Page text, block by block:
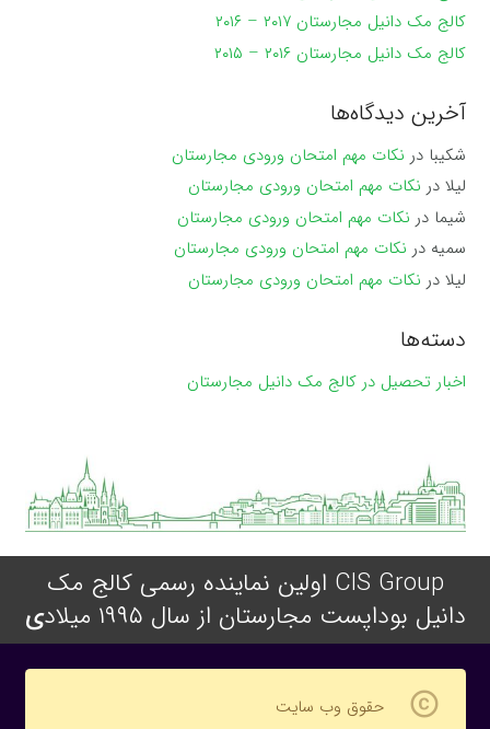
کالج مک دانیل مجارستان ۲۰۱۷ – ۲۰۱۶
کالج مک دانیل مجارستان ۲۰۱۶ – ۲۰۱۵
آخرین دیدگاه‌ها
شکیبا در نکات مهم امتحان ورودی مجارستان
لیلا در نکات مهم امتحان ورودی مجارستان
شیما در نکات مهم امتحان ورودی مجارستان
سمیه در نکات مهم امتحان ورودی مجارستان
لیلا در نکات مهم امتحان ورودی مجارستان
دسته‌ها
اخبار تحصیل در کالج مک دانیل مجارستان
CIS Group اولین نماینده رسمی کالج مک
دانیل بوداپست مجارستان از سال ۱۹۹۵ میلاد
ی
copyright حقوق وب سایت